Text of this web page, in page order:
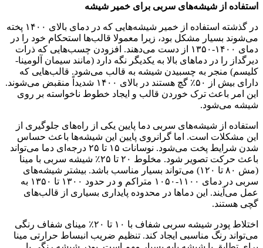
استفاده از شیشه‌های سربی برای خمیر شیشه
در گذشته استفاده از خمیر شیشه‌هایی که در دمای بالای ۱۴۰۰ پخته
می‌شوند بسیار مشکل بود، زیرا معمولا قالب‌ها استحکام خود را در
دمای ۱۴۰۰-۱۳۵۰ از دست می‌دهند. افزودن چسب‌هایی که ذرات
دیرگداز را در دماهای بالا به یکدیگر نگه دارد (مانند سیمان آلومینا-
کلیسم) منجر به چسبیدن شیشه به قالب می‌شود. قالب‌هایی که
دارای بیش از ۵۰٪ گچ هستند در بالای ۱۴۰۰ شدیداً منقبض می‌شوند.
این امر باعث ترک خوردن قالب و ایجاد خطوط ناخواسته بر روی
شیشه می‌‌شود.
استفاده از شیشه‌های سربی دما پایین یکی از راه‌های جلوگیری از
این مشکلات است. اما گرانروی پایین این شیشه‌ها باعث حساس
شدن شرایط پخت می‌شود. نوسانات ۱۵ تا ۲۵ درجه‌ای دما می‌تواند
باعث حرکت تصویر شود. مخلوط ۲۰ تا ۲۵٪ شیشه سربی با مینا
(مش ۸۰ تا ۱۲۰) می‌تواند بسیار مناسب باشد. بیشتر شیشه‌های
سربی در دمای ۱۱۰۰-۱۰۵۰ متراکم و در حدود ۱۳۰۰ تا ۱۳۵۰ به
عمل می‌آیند. این دماها در محدوده پایداری بسیاری از قالب‌های
گچی هستند.
اختلاط پودر شیشه سربی شفاف با ۱۰ تا ۲۰٪ مینای شفاف رنگی
می‌تواند رنگ مناسبی ایجاد کند. تنظیم ضریب انبساط حرارتی مینا